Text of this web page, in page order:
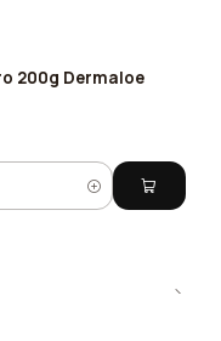
200g Dermaloe